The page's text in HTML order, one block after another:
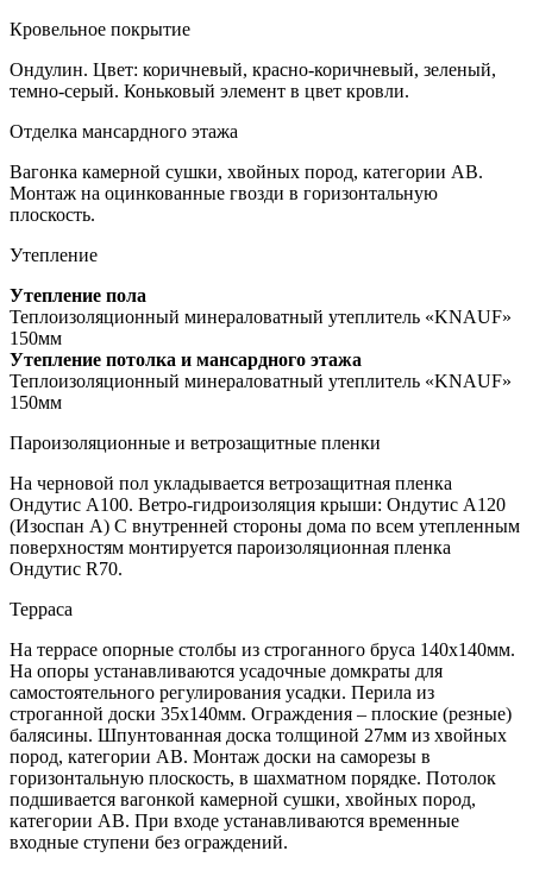
Кровельное покрытие
Ондулин. Цвет: коричневый, красно-коричневый, зеленый,
темно-серый. Коньковый элемент в цвет кровли.
Отделка мансардного этажа
Вагонка камерной сушки, хвойных пород, категории АВ.
Монтаж на оцинкованные гвозди в горизонтальную
плоскость.
Утепление
Утепление пола
Теплоизоляционный минераловатный утеплитель «KNAUF»
150мм
Утепление потолка и мансардного этажа
Теплоизоляционный минераловатный утеплитель «KNAUF»
150мм
Пароизоляционные и ветрозащитные пленки
На черновой пол укладывается ветрозащитная пленка
Ондутис А100. Ветро-гидроизоляция крыши: Ондутис А120
(Изоспан А) С внутренней стороны дома по всем утепленным
поверхностям монтируется пароизоляционная пленка
Ондутис R70.
Терраса
На террасе опорные столбы из строганного бруса 140х140мм.
На опоры устанавливаются усадочные домкраты для
самостоятельного регулирования усадки. Перила из
строганной доски 35х140мм. Ограждения – плоские (резные)
балясины. Шпунтованная доска толщиной 27мм из хвойных
пород, категории АВ. Монтаж доски на саморезы в
горизонтальную плоскость, в шахматном порядке. Потолок
подшивается вагонкой камерной сушки, хвойных пород,
категории АВ. При входе устанавливаются временные
входные ступени без ограждений.